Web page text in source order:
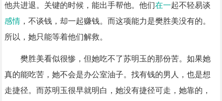
他共进退。关键的时候，能出手帮他。他们在一起不轻易谈
感情，不谈钱，却一起赚钱。而这项能力是樊胜美没有的。
所以，她只能等着他们解救。
樊胜美看似很惨，但她吃不了苏明玉的那份苦。如果她
真的能吃苦，她不会是办公室油子。找有钱的男人，也是想
走捷径。而苏明玉很早就明白，她没有捷径可走，她靠的，